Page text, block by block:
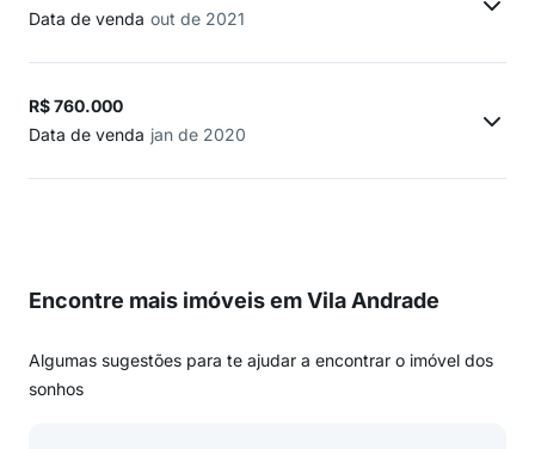
Data de venda out de 2021
R$ 760.000
Data de venda jan de 2020
Encontre mais imóveis em Vila Andrade
Algumas sugestões para te ajudar a encontrar o imóvel dos
sonhos